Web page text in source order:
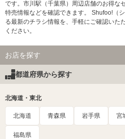
です。市川駅（千葉県）周辺店舗のお得な
特売情報などを確認できます。 Shufoo!（
る最新のチラシ情報を、手軽にご確認いた
ください。
お店を探す
都道府県から探す
北海道・東北
北海道 青森県 岩手県 宮
福島県